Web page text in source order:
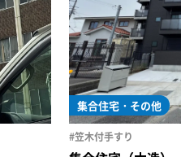
集合住宅・その他
#笠木付手すり